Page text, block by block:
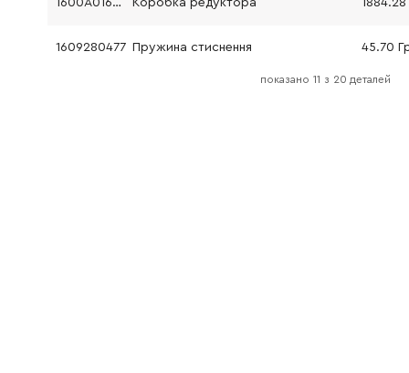
1600A0160S Коробка редуктора 1884.28
1609280477 Пружина стиснення 45.70
показано 11 з 20 деталей